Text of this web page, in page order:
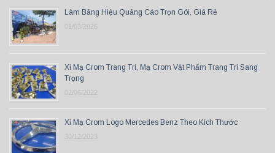
Làm Bảng Hiệu Quảng Cáo Trọn Gói, Giá Rẻ
01/03/2026
Xi Mạ Crom Trang Trí, Mạ Crom Vật Phẩm Trang Trí Sang
Trọng
02/06/2022
Xi Mạ Crom Logo Mercedes Benz Theo Kích Thước
30/12/2023